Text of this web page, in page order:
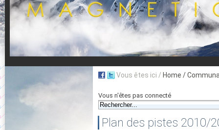
Aujourd'hui : T° Min : °C T° Max :°C
Suivez en direct l'actualité des stations
Vous êtes ici / Home /
Vous n'êtes pas connecté
Plan des pistes 2010/